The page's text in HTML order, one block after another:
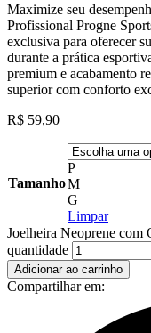
Maximize seu
Profissional Progne
exclusiva para oferecer
durante a prática
premium e acabamento
superior com conforto
R$ 59,90
Tamanho
P
M
G
Limpar
Joelheira Neoprene com
quantidade
Adicionar ao carrinho
Compartilhar em: